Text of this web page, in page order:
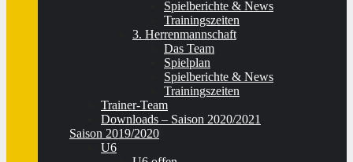
Spielberichte & News
Trainingszeiten
3. Herrenmannschaft
Das Team
Spielplan
Spielberichte & News
Trainingszeiten
Trainer-Team
Downloads – Saison 2020/2021
Saison 2019/2020
U6